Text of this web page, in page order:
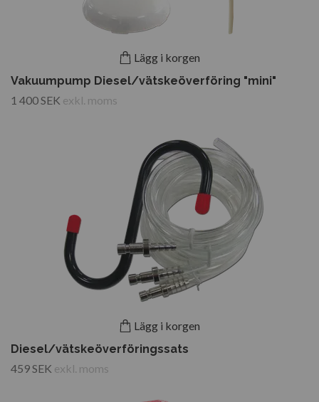
Lägg i korgen
Vakuumpump Diesel/vätskeöverföring "mini"
1 400 SEK exkl. moms
Lägg i korgen
Diesel/vätskeöverföringssats
459 SEK exkl. moms